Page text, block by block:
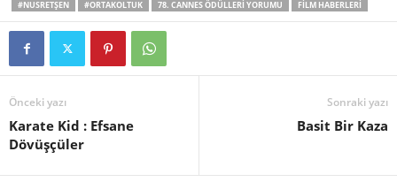
#NUSRETŞEN
#ORTAKOLTUK 78. CANNES ÖDÜLLERI YORUMU FILM HABERLERI
Önceki yazı
Karate Kid : Efsane
Dövüşçüler
Sonraki yazı
Basit Bir Kaza